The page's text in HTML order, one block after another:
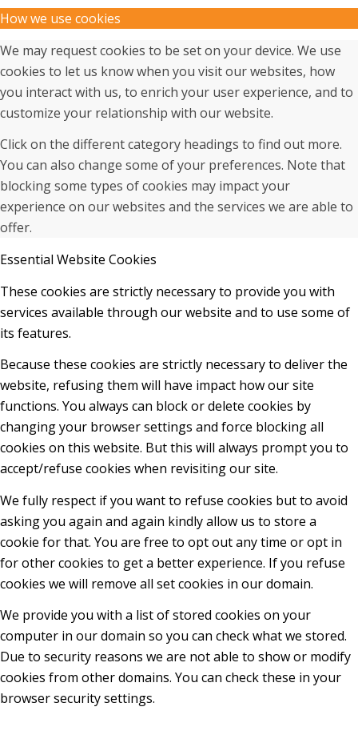
How we use cookies
We may request cookies to be set on your device. We use
cookies to let us know when you visit our websites, how
you interact with us, to enrich your user experience, and to
customize your relationship with our website.
Click on the different category headings to find out more.
You can also change some of your preferences. Note that
blocking some types of cookies may impact your
experience on our websites and the services we are able to
offer.
Essential Website Cookies
These cookies are strictly necessary to provide you with
services available through our website and to use some of
its features.
Because these cookies are strictly necessary to deliver the
website, refusing them will have impact how our site
functions. You always can block or delete cookies by
changing your browser settings and force blocking all
cookies on this website. But this will always prompt you to
accept/refuse cookies when revisiting our site.
We fully respect if you want to refuse cookies but to avoid
asking you again and again kindly allow us to store a
cookie for that. You are free to opt out any time or opt in
for other cookies to get a better experience. If you refuse
cookies we will remove all set cookies in our domain.
We provide you with a list of stored cookies on your
computer in our domain so you can check what we stored.
Due to security reasons we are not able to show or modify
cookies from other domains. You can check these in your
browser security settings.